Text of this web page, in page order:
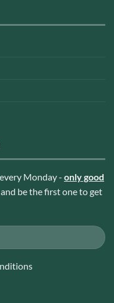
Monday - only good
be the first one to get